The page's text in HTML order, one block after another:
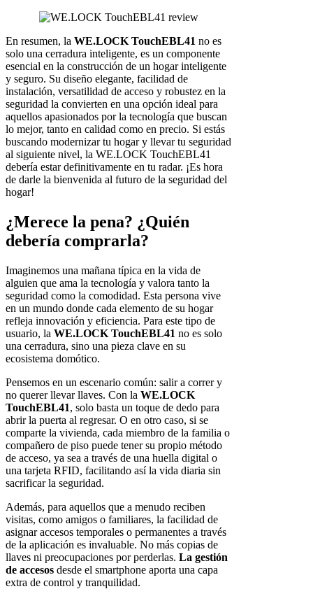
En resumen, la WE.LOCK TouchEBL41 no es
solo una cerradura inteligente, es un componente
esencial en la construcción de un hogar inteligente
y seguro. Su diseño elegante, facilidad de
instalación, versatilidad de acceso y robustez en la
seguridad la convierten en una opción ideal para
aquellos apasionados por la tecnología que buscan
lo mejor, tanto en calidad como en precio. Si estás
buscando modernizar tu hogar y llevar tu seguridad
al siguiente nivel, la WE.LOCK TouchEBL41
debería estar definitivamente en tu radar. ¡Es hora
de darle la bienvenida al futuro de la seguridad del
hogar!
¿Merece la pena? ¿Quién
debería comprarla?
Imaginemos una mañana típica en la vida de
alguien que ama la tecnología y valora tanto la
seguridad como la comodidad. Esta persona vive
en un mundo donde cada elemento de su hogar
refleja innovación y eficiencia. Para este tipo de
usuario, la WE.LOCK TouchEBL41 no es solo
una cerradura, sino una pieza clave en su
ecosistema domótico.
Pensemos en un escenario común: salir a correr y
no querer llevar llaves. Con la WE.LOCK
TouchEBL41, solo basta un toque de dedo para
abrir la puerta al regresar. O en otro caso, si se
comparte la vivienda, cada miembro de la familia o
compañero de piso puede tener su propio método
de acceso, ya sea a través de una huella digital o
una tarjeta RFID, facilitando así la vida diaria sin
sacrificar la seguridad.
Además, para aquellos que a menudo reciben
visitas, como amigos o familiares, la facilidad de
asignar accesos temporales o permanentes a través
de la aplicación es invaluable. No más copias de
llaves ni preocupaciones por perderlas. La gestión
de accesos desde el smartphone aporta una capa
extra de control y tranquilidad.